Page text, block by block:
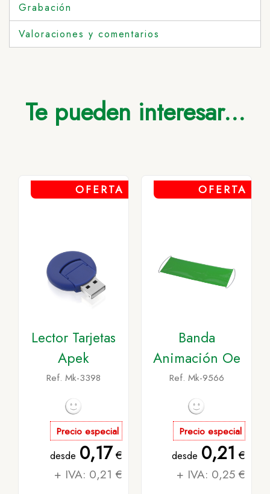
Grabación
Valoraciones y comentarios
Te pueden interesar...
OFERTA
Lector Tarjetas
Apek
Ref. Mk-3398
Precio especial
desde 0,17 €
+ IVA: 0,21 €
OFERTA
Banda
Animación Oe
Ref. Mk-9566
Precio especial
desde 0,21 €
+ IVA: 0,25 €